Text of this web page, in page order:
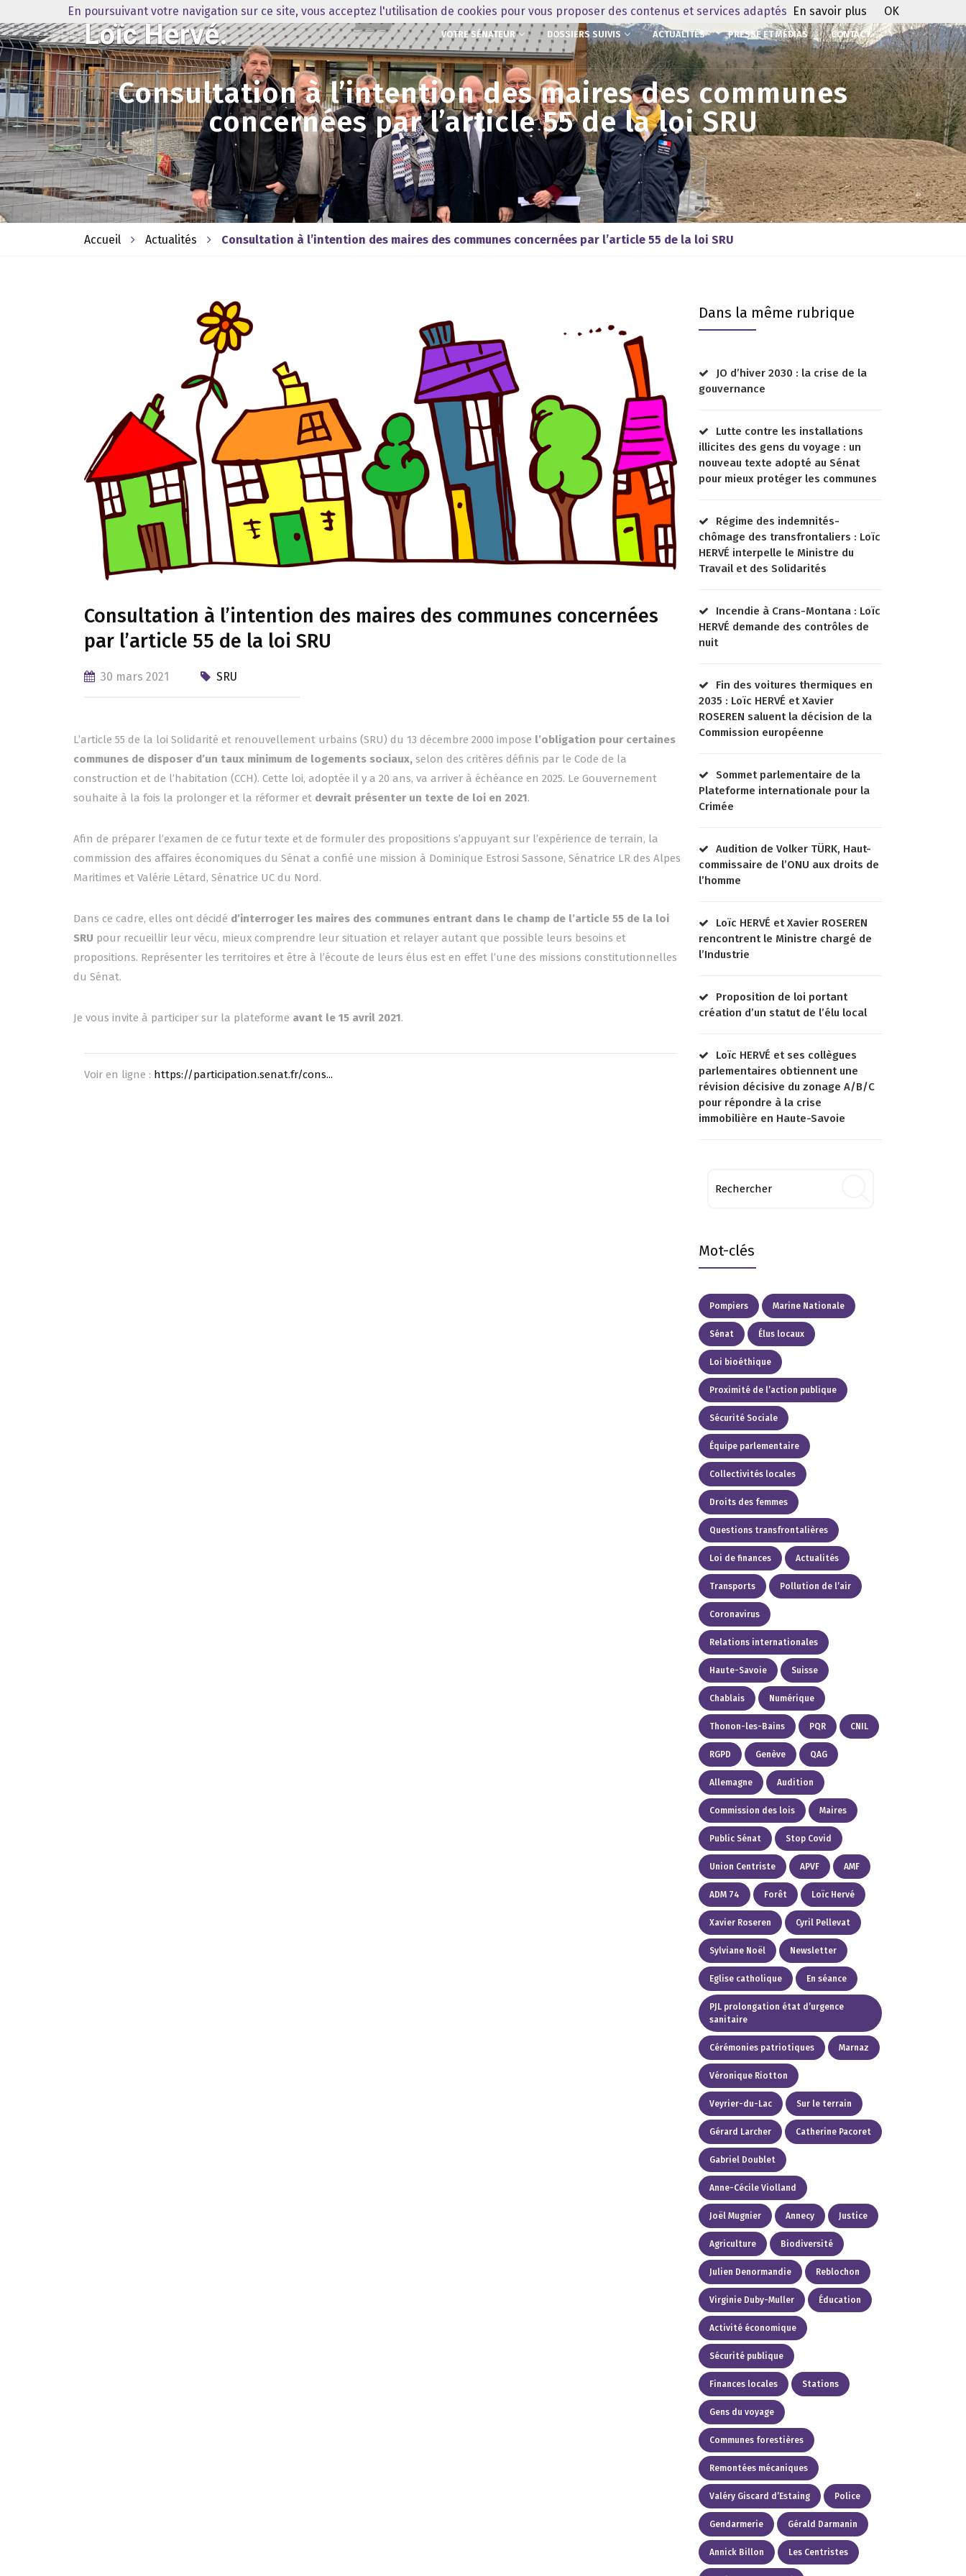
VOTRE SÉNATEUR DOSSIERS SUIVIS ACTUALITÉS PRESSE ET MÉDIAS CONTACT
Consultation à l’intention des maires des communes
concernées par l’article 55 de la loi SRU
Accueil Actualités Consultation à l’intention des maires des communes concernées par l’article 55 de la loi SRU
Consultation à l’intention des maires des communes concernées
par l’article 55 de la loi SRU
30 mars 2021 SRU
L’article 55 de la loi Solidarité et renouvellement urbains (SRU) du 13 décembre 2000 impose l’obligation pour certaines
communes de disposer d’un taux minimum de logements sociaux, selon des critères définis par le Code de la
construction et de l’habitation (CCH). Cette loi, adoptée il y a 20 ans, va arriver à échéance en 2025. Le Gouvernement
souhaite à la fois la prolonger et la réformer et devrait présenter un texte de loi en 2021.
Afin de préparer l’examen de ce futur texte et de formuler des propositions s’appuyant sur l’expérience de terrain, la
commission des affaires économiques du Sénat a confié une mission à Dominique Estrosi Sassone, Sénatrice LR des Alpes
Maritimes et Valérie Létard, Sénatrice UC du Nord.
Dans ce cadre, elles ont décidé d’interroger les maires des communes entrant dans le champ de l’article 55 de la loi
SRU pour recueillir leur vécu, mieux comprendre leur situation et relayer autant que possible leurs besoins et
propositions. Représenter les territoires et être à l’écoute de leurs élus est en effet l’une des missions constitutionnelles
du Sénat.
Je vous invite à participer sur la plateforme avant le 15 avril 2021.
Voir en ligne : https://participation.senat.fr/cons...
Dans la même rubrique
JO d’hiver 2030 : la crise de la
gouvernance
Lutte contre les installations
illicites des gens du voyage : un
nouveau texte adopté au Sénat
pour mieux protéger les communes
Régime des indemnités-
chômage des transfrontaliers : Loïc
HERVÉ interpelle le Ministre du
Travail et des Solidarités
Incendie à Crans-Montana : Loïc
HERVÉ demande des contrôles de
nuit
Fin des voitures thermiques en
2035 : Loïc HERVÉ et Xavier
ROSEREN saluent la décision de la
Commission européenne
Sommet parlementaire de la
Plateforme internationale pour la
Crimée
Audition de Volker TÜRK, Haut-
commissaire de l’ONU aux droits de
l’homme
Loïc HERVÉ et Xavier ROSEREN
rencontrent le Ministre chargé de
l’Industrie
Proposition de loi portant
création d’un statut de l’élu local
Loïc HERVÉ et ses collègues
parlementaires obtiennent une
révision décisive du zonage A/B/C
pour répondre à la crise
immobilière en Haute-Savoie
Mot-clés
Pompiers Marine Nationale
Sénat Élus locaux
Loi bioéthique
Proximité de l’action publique
Sécurité Sociale
Équipe parlementaire
Collectivités locales
Droits des femmes
Questions transfrontalières
Loi de finances Actualités
Transports Pollution de l’air
Coronavirus
Relations internationales
Haute-Savoie Suisse
Chablais Numérique
Thonon-les-Bains PQR CNIL
RGPD Genève QAG
Allemagne Audition
Commission des lois Maires
Public Sénat Stop Covid
Union Centriste APVF AMF
ADM 74 Forêt Loïc Hervé
Xavier Roseren Cyril Pellevat
Sylviane Noël Newsletter
Eglise catholique En séance
PJL prolongation état d’urgence
sanitaire
Cérémonies patriotiques Marnaz
Véronique Riotton
Veyrier-du-Lac Sur le terrain
Gérard Larcher Catherine Pacoret
Gabriel Doublet
Anne-Cécile Violland
Joël Mugnier Annecy Justice
Agriculture Biodiversité
Julien Denormandie Reblochon
Virginie Duby-Muller Éducation
Activité économique
Sécurité publique
Finances locales Stations
Gens du voyage
Communes forestières
Remontées mécaniques
Valéry Giscard d’Estaing Police
Gendarmerie Gérald Darmanin
Annick Billon Les Centristes
En poursuivant votre navigation sur ce site, vous acceptez l'utilisation de cookies pour vous proposer des contenus et services adaptés En savoir plus OK